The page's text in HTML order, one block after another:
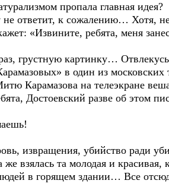
пропала главная идея?
ответит, к сожалению… Хотя,
«Извините, ребята, меня
грустную картинку…
в один из
Карамазова на телеэкране
Достоевский разве об этом
извращения, убийство ради
взялась та молодая и
в горящем здании… Все